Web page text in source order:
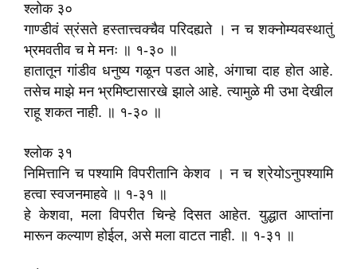
श्लोक ३०
गाण्डीवं स्रंसते हस्तात्त्वक्चैव परिदह्यते । न च शक्नोम्यवस्थातुं
भ्रमवतीव च मे मनः ॥ १-३० ॥
हातातून गांडीव धनुष्य गळून पडत आहे, अंगाचा दाह होत आहे.
तसेच माझे मन भ्रमिष्टासारखे झाले आहे. त्यामुळे मी उभा देखील
राहू शकत नाही. ॥ १-३० ॥
श्लोक ३१
निमित्तानि च पश्यामि विपरीतानि केशव । न च श्रेयोऽनुपश्यामि
हत्वा स्वजनमाहवे ॥ १-३१ ॥
हे केशवा, मला विपरीत चिन्हे दिसत आहेत. युद्धात आप्तांना
मारून कल्याण होईल, असे मला वाटत नाही. ॥ १-३१ ॥